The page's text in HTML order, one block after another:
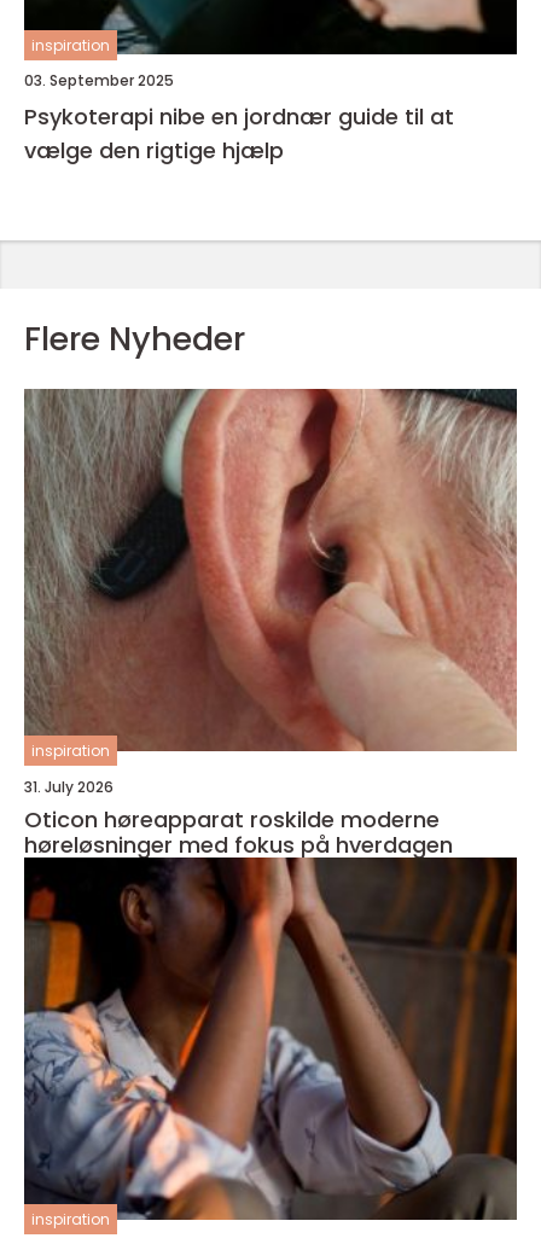
inspiration
03. September 2025
Psykoterapi nibe en jordnær guide til at
vælge den rigtige hjælp
Flere Nyheder
inspiration
31. July 2026
Oticon høreapparat roskilde moderne
høreløsninger med fokus på hverdagen
inspiration